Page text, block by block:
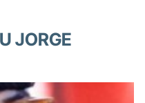
JORGE